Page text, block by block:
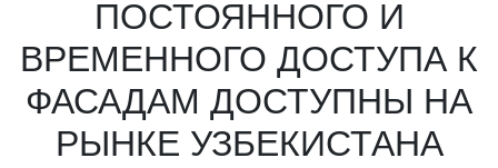
ПОСТОЯННОГО И
ВРЕМЕННОГО ДОСТУПА К
ФАСАДАМ ДОСТУПНЫ НА
РЫНКЕ УЗБЕКИСТАНА